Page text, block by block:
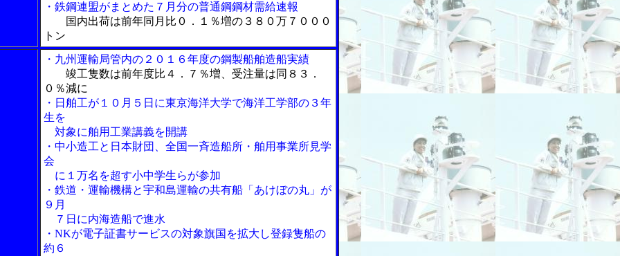
・鉄鋼連盟がまとめた７月分の普通鋼鋼材需給速報
国内出荷は前年同月比０．１％増の３８０万７０００
トン
・九州運輸局管内の２０１６年度の鋼製船舶造船実績
竣工隻数は前年度比４．７％増、受注量は同８３．
０％減に
・日舶工が１０月５日に東京海洋大学で海洋工学部の３年
生を
対象に舶用工業講義を開講
・中小造工と日本財団、全国一斉造船所・舶用事業所見学
会
に１万名を超す小中学生らが参加
・鉄道・運輸機構と宇和島運輸の共有船「あけぼの丸」が
９月
７日に内海造船で進水
・NKが電子証書サービスの対象旗国を拡大し登録隻船の
約６